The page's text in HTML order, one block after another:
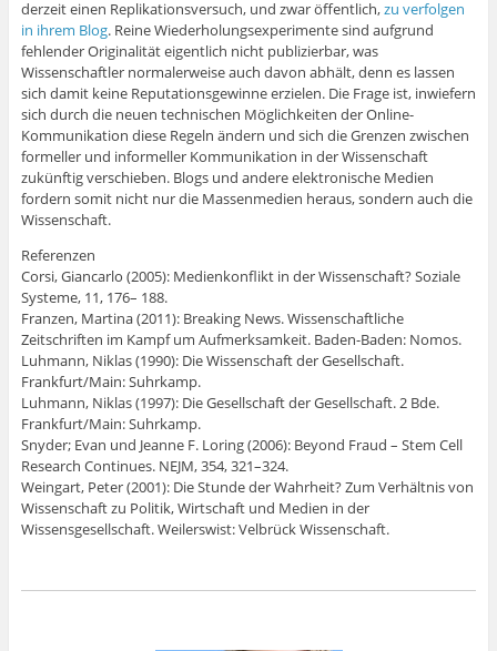
derzeit einen Replikationsversuch, und zwar öffentlich,zu verfolgen
in ihrem Blog. Reine Wiederholungsexperimente sind aufgrund
fehlender Originalität eigentlich nicht publizierbar, was
Wissenschaftler normalerweise auch davon abhält, denn es lassen
sich damit keine Reputationsgewinne erzielen. Die Frage ist, inwiefern
sich durch die neuen technischen Möglichkeiten der Online-
Kommunikation diese Regeln ändern und sich die Grenzen zwischen
formeller und informeller Kommunikation in der Wissenschaft
zukünftig verschieben. Blogs und andere elektronische Medien
fordern somit nicht nur die Massenmedien heraus, sondern auch die
Wissenschaft.
Referenzen
Corsi, Giancarlo (2005): Medienkonflikt in der Wissenschaft? Soziale
Systeme, 11, 176– 188.
Franzen, Martina (2011): Breaking News. Wissenschaftliche
Zeitschriften im Kampf um Aufmerksamkeit. Baden-Baden: Nomos.
Luhmann, Niklas (1990): Die Wissenschaft der Gesellschaft.
Frankfurt/Main: Suhrkamp.
Luhmann, Niklas (1997): Die Gesellschaft der Gesellschaft. 2 Bde.
Frankfurt/Main: Suhrkamp.
Snyder; Evan und Jeanne F. Loring (2006): Beyond Fraud – Stem Cell
Research Continues. NEJM, 354, 321–324.
Weingart, Peter (2001): Die Stunde der Wahrheit? Zum Verhältnis von
Wissenschaft zu Politik, Wirtschaft und Medien in der
Wissensgesellschaft. Weilerswist: Velbrück Wissenschaft.